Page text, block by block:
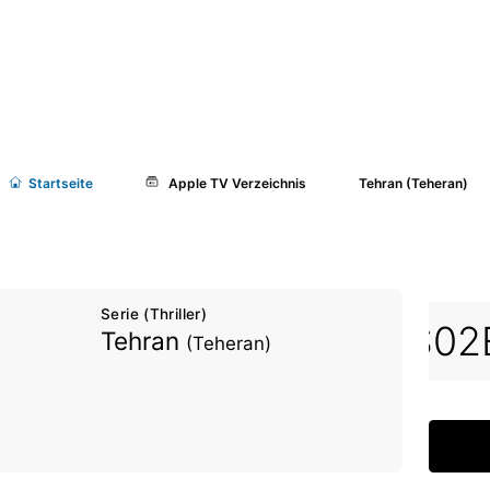
Startseite Apple TV Verzeichnis Tehran (Teheran)
Serie (Thriller)
Tehran (Teheran)
S01E08 S02E01